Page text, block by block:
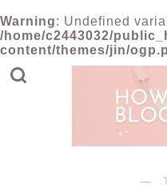
Warning: Undefined
/home/c2443032/
content/themes/jin/
―